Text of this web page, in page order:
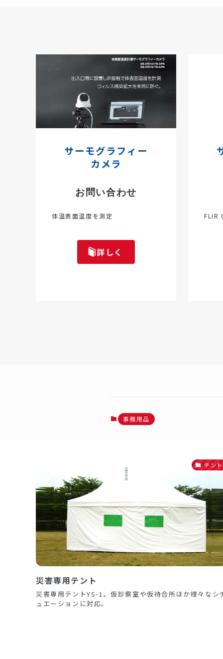
サーモグラフィー
カメラ
お問い合わせ
体温表面温度を測定
詳しく
FLIR
事務用品
テント
災害専用テント
災害専用テントYS-1。仮診察室や仮待合所ほか様々なシ
ュエーションに対応。